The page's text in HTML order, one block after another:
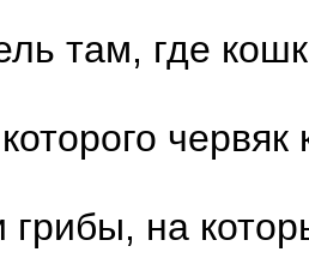
там, где
червяк
на